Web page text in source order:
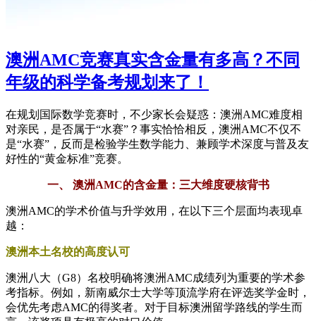
澳洲AMC竞赛真实含金量有多高？不同
年级的科学备考规划来了！
在规划国际数学竞赛时，不少家长会疑惑：澳洲AMC难度相
对亲民，是否属于“水赛”？事实恰恰相反，澳洲AMC不仅不
是“水赛”，反而是检验学生数学能力、兼顾学术深度与普及友
好性的“黄金标准”竞赛。
一、 澳洲AMC的含金量：三大维度硬核背书
澳洲AMC的学术价值与升学效用，在以下三个层面均表现卓
越：
澳洲本土名校的高度认可
澳洲八大（G8）名校明确将澳洲AMC成绩列为重要的学术参
考指标。例如，新南威尔士大学等顶流学府在评选奖学金时，
会优先考虑AMC的得奖者。对于目标澳洲留学路线的学生而